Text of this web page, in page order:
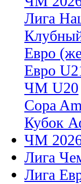
Лига
Евро
Евро
ЧМ U20
Copa
Кубок
ЧМ
Лига
Лига